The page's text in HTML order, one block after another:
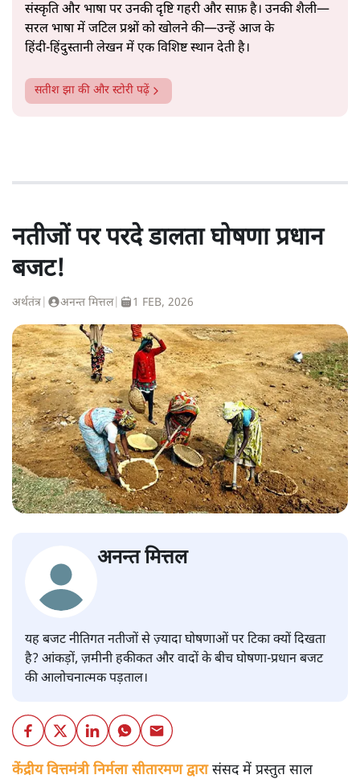
संस्कृति और भाषा पर उनकी दृष्टि गहरी और साफ़ है। उनकी शैली—
सरल भाषा में जटिल प्रश्नों को खोलने की—उन्हें आज के
हिंदी‑हिंदुस्तानी लेखन में एक विशिष्ट स्थान देती है।
सतीश झा की और स्टोरी पढ़ें
नतीजों पर परदे डालता घोषणा प्रधान
बजट!
अर्थतंत्र अनन्त मित्तल| 1 FEB, 2026
अनन्त मित्तल
यह बजट नीतिगत नतीजों से ज़्यादा घोषणाओं पर टिका क्यों दिखता
है? आंकड़ों, ज़मीनी हकीकत और वादों के बीच घोषणा-प्रधान बजट
की आलोचनात्मक पड़ताल।
केंद्रीय वित्तमंत्री निर्मला सीतारमण द्वारासंसद में प्रस्तुत साल